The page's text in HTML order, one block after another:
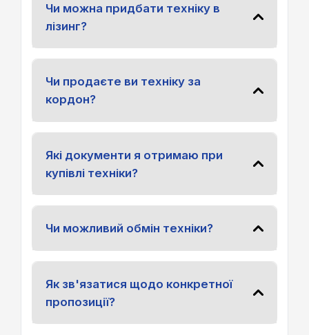
Чи можна придбати техніку в
лізинг?
Чи продаєте ви техніку за
кордон?
Які документи я отримаю при
купівлі техніки?
Чи можливий обмін техніки?
Як зв'язатися щодо конкретної
пропозиції?